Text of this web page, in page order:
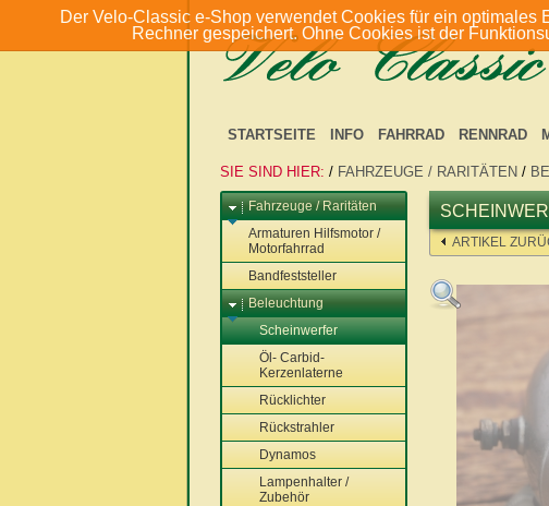
Der Velo-Classic e-Shop verwendet Cookies für ein
Rechner gespeichert. Ohne Cookies ist der
STARTSEITE INFO FAHRRAD RENNRAD
SIE SIND HIER: / FAHRZEUGE / RARITÄTEN /
Fahrzeuge / Raritäten
Armaturen Hilfsmotor /
Motorfahrrad
Bandfeststeller
Beleuchtung
Scheinwerfer
Öl- Carbid-
Kerzenlaterne
Rücklichter
Rückstrahler
Dynamos
Lampenhalter /
Zubehör
ARTIKEL